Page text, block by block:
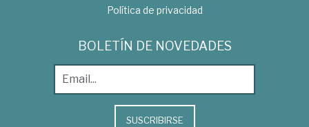
Política de privacidad
BOLETÍN DE NOVEDADES
SUSCRIBIRSE